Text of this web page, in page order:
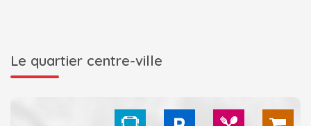
Le quartier centre-ville